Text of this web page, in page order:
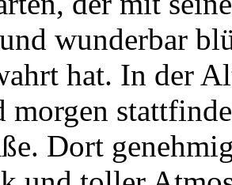
wunderbar
hat. In der
morgen
Dort